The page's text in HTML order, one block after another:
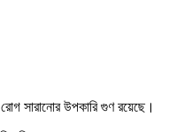
সারানোর উপকারি গুণ রয়েছে।